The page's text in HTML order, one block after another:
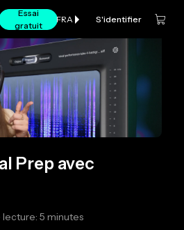
Essai
gratuit
FRA S'identifier
Prep avec
5 minutes